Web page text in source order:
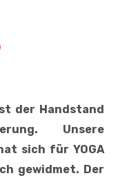
der Handstand
Unsere
sich für YOGA
gewidmet. Der